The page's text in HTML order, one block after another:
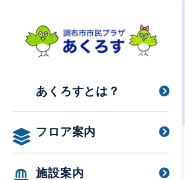
あくろすとは？
フロア案内
施設案内